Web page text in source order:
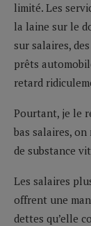
limité. Les
la laine sur le
sur salaires,
prêts
retard
Pourtant, je le
bas salaires,
de substance
Les salaires
offrent une
dettes qu’elle